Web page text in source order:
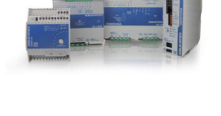
Energiemessung
Energieverteilung
IP, WLAN & GSM Sensorik
Datenlogger
IoT - Internet of Things
Remote I/O
IPC, Industrielle Netzwerktechnik & WLAN
Industrielle Netzwerktechnik / Kommunikation
Industrielle Computer
Sonstige
Comet System
CompleTech
Contemporary Controls